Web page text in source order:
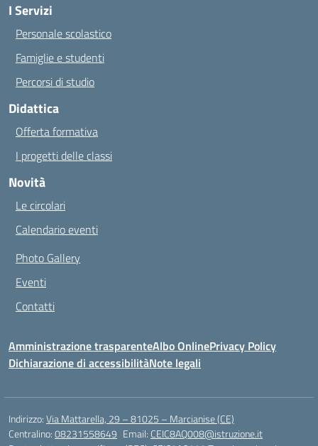
I Servizi
Personale scolastico
Famiglie e studenti
Percorsi di studio
Didattica
Offerta formativa
I progetti delle classi
Novità
Le circolari
Calendario eventi
Photo Gallery
Eventi
Contatti
Amministrazione trasparenteAlbo OnlinePrivacy Policy
Dichiarazione di accessibilitàNote legali
Indirizzo:Via Mattarella, 29 – 81025 – Marcianise (CE)
Centralino:08231558649 Email: CEIC8AQ008@istruzione.it